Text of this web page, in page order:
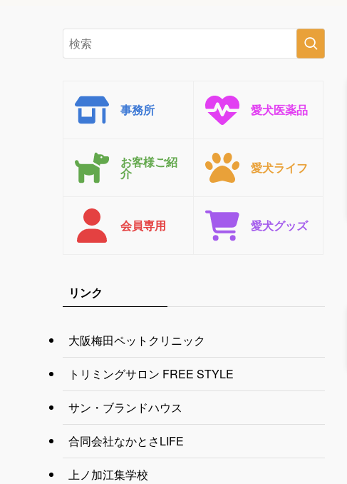
事務所 愛犬医薬品
お客様ご紹
介 愛犬ライフ
会員専用 愛犬グッズ
リンク
大阪梅田ペットクリニック
トリミングサロン FREE STYLE
サン・ブランドハウス
合同会社なかとさLIFE
上ノ加江集学校